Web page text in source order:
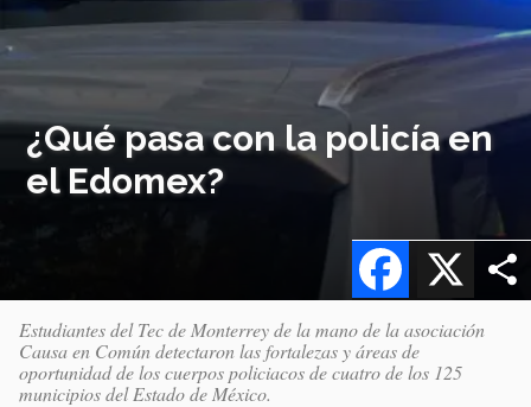
¿Qué pasa con la policía en
el Edomex?
X
Facebook
Estudiantes del Tec de Monterrey de la mano de la asociación
Causa en Común detectaron las fortalezas y áreas de
oportunidad de los cuerpos policiacos de cuatro de los 125
municipios del Estado de México.